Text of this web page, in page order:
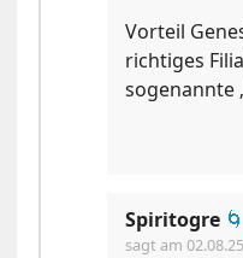
Vorteil
richtiges
sogenannte
Spiritogre 🌀
sagt am